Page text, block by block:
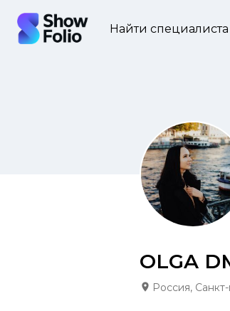
Найти специалиста
OLGA
Россия,